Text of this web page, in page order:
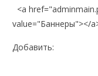
<a
value="Баннеры"></
Добавить: